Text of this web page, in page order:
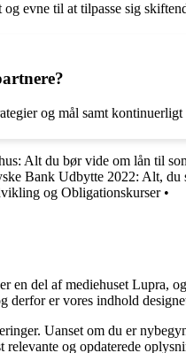
evne til at tilpasse sig
og mål samt kontinuerligt
Alt du bør vide om lån til
Bank Udbytte 2022: Alt, du
og Obligationskurser•
del af mediehuset Lupra,
er vores indhold
Uanset om du er
og opdaterede